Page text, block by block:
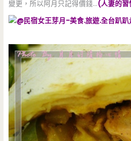
變更，所以阿月只記得價錢…(人妻的習